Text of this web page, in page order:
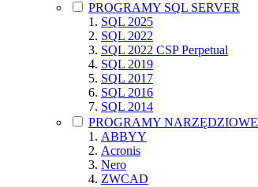
PROGRAMY SQL SERVER
SQL 2025
SQL 2022
SQL 2022 CSP Perpetual
SQL 2019
SQL 2017
SQL 2016
SQL 2014
PROGRAMY NARZĘDZIOWE
ABBYY
Acronis
Nero
ZWCAD